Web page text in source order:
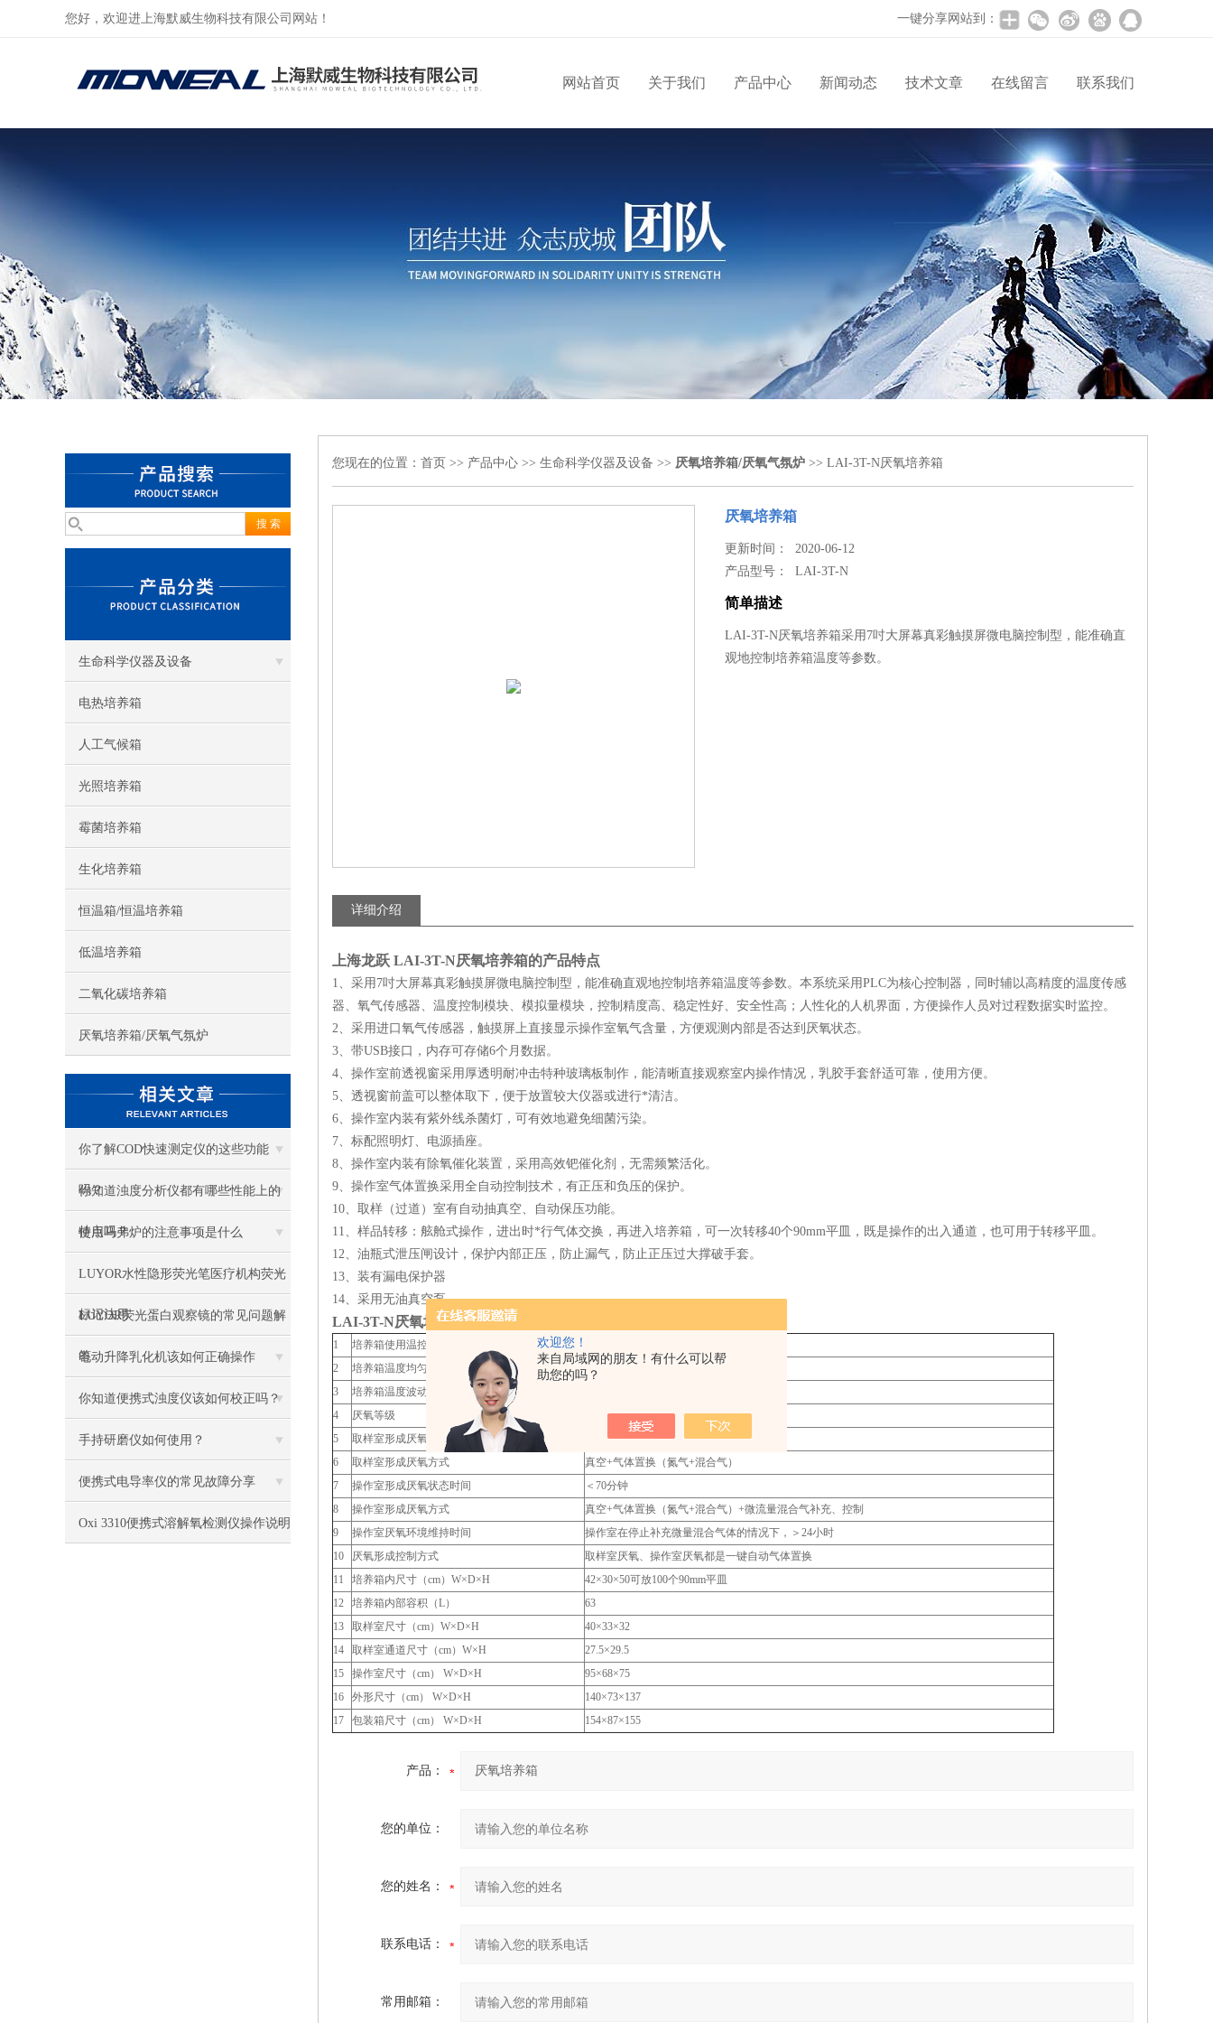
欢迎您！
来自局域网的朋友！有什么可以帮
助您的吗？
您好，欢迎进上海默威生物科技有限公司网站！ 一键分享网站到：
网站首页 关于我们 产品中心 新闻动态 技术文章 在线留言 联系我们
生命科学仪器及设备
电热培养箱
人工气候箱
光照培养箱
霉菌培养箱
生化培养箱
恒温箱/恒温培养箱
低温培养箱
二氧化碳培养箱
厌氧培养箱/厌氧气氛炉
你了解COD快速测定仪的这些功能
吗？
你知道浊度分析仪都有哪些性能上的
特点吗？
使用马弗炉的注意事项是什么
LUYOR水性隐形荧光笔医疗机构荧光
标记法用
LUYOR荧光蛋白观察镜的常见问题解
答
电动升降乳化机该如何正确操作
你知道便携式浊度仪该如何校正吗？
手持研磨仪如何使用？
便携式电导率仪的常见故障分享
Oxi 3310便携式溶解氧检测仪操作说明
您现在的位置： 首页 >> 产品中心 >> 生命科学仪器及设备 >> 厌氧培养箱/厌氧气氛炉 >> LAI-3T-N厌氧培养箱
厌氧培养箱
更新时间： 2020-06-12
产品型号：LAI-3T-N
简单描述
LAI-3T-N厌氧培养箱采用7吋大屏幕真彩触摸屏微电脑控制型，能准确直
观地控制培养箱温度等参数。
详细介绍
上海龙跃 LAI-3T-N厌氧培养箱的产品特点
1、采用7吋大屏幕真彩触摸屏微电脑控制型，能准确直观地控制培养箱温度等参数。本系统采用PLC为核心控制器，同时辅以高精度的温度传感
器、氧气传感器、温度控制模块、模拟量模块，控制精度高、稳定性好、安全性高；人性化的人机界面，方便操作人员对过程数据实时监控。
2、采用进口氧气传感器，触摸屏上直接显示操作室氧气含量，方便观测内部是否达到厌氧状态。
3、带USB接口，内存可存储6个月数据。
4、操作室前透视窗采用厚透明耐冲击特种玻璃板制作，能清晰直接观察室内操作情况，乳胶手套舒适可靠，使用方便。
5、透视窗前盖可以整体取下，便于放置较大仪器或进行*清洁。
6、操作室内装有紫外线杀菌灯，可有效地避免细菌污染。
7、标配照明灯、电源插座。
8、操作室内装有除氧催化装置，采用高效钯催化剂，无需频繁活化。
9、操作室气体置换采用全自动控制技术，有正压和负压的保护。
10、取样（过道）室有自动抽真空、自动保压功能。
11、样品转移：舷舱式操作，进出时*行气体交换，再进入培养箱，可一次转移40个90mm平皿，既是操作的出入通道，也可用于转移平皿。
12、油瓶式泄压闸设计，保护内部正压，防止漏气，防止正压过大撑破手套。
13、装有漏电保护器
14、采用无油真空泵。
LAI-3T-N厌氧培养箱的技术参数
1 培养箱使用温控范围(℃)
2
培养箱温度均匀度 (℃)
＜±1
3
培养箱温度波动度(℃)
4
厌氧等级
操作室含氧量＜0.1%
5
取样室形成厌氧状态时间
＜10分钟
6
取样室形成厌氧方式
真空+气体置换（氮气+混合气）
7
操作室形成厌氧状态时间
＜70分钟
8
操作室形成厌氧方式
真空+气体置换（氮气+混合气）+微流量混合气补充、控制
9
操作室厌氧环境维持时间
操作室在停止补充微量混合气体的情况下，＞24小时
10
厌氧形成控制方式
取样室厌氧、操作室厌氧都是一键自动气体置换
11
培养箱内尺寸（cm）W×D×H
42×30×50可放100个90mm平皿
12
培养箱内部容积（L）
63
13
取样室尺寸（cm）W×D×H
40×33×32
14
取样室通道尺寸（cm）W×H
27.5×29.5
15
操作室尺寸（cm） W×D×H
95×68×75
16
外形尺寸（cm） W×D×H
140×73×137
17
包装箱尺寸（cm） W×D×H 154×87×155
产品：
您的单位：
您的姓名：
联系电话：
常用邮箱：